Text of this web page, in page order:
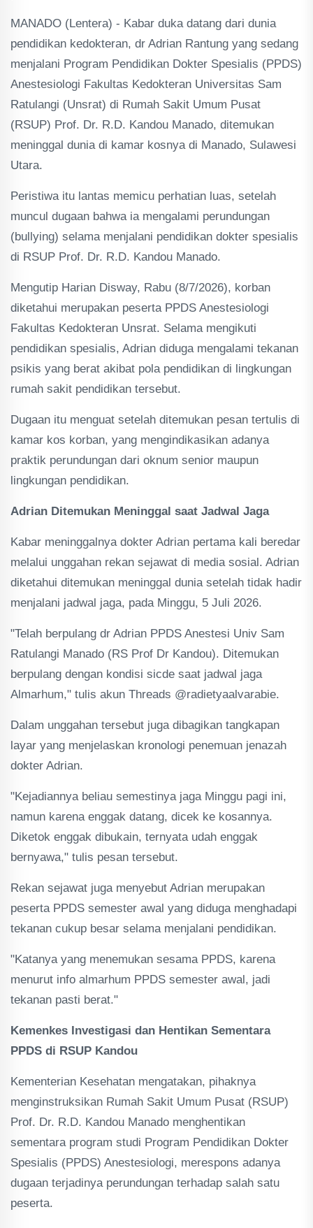
MANADO (Lentera) - Kabar duka datang dari dunia
pendidikan kedokteran, dr Adrian Rantung yang sedang
menjalani Program Pendidikan Dokter Spesialis (PPDS)
Anestesiologi Fakultas Kedokteran Universitas Sam
Ratulangi (Unsrat) di Rumah Sakit Umum Pusat
(RSUP) Prof. Dr. R.D. Kandou Manado, ditemukan
meninggal dunia di kamar kosnya di Manado, Sulawesi
Utara.
Peristiwa itu lantas memicu perhatian luas, setelah
muncul dugaan bahwa ia mengalami perundungan
(bullying) selama menjalani pendidikan dokter spesialis
di RSUP Prof. Dr. R.D. Kandou Manado.
Mengutip Harian Disway, Rabu (8/7/2026), korban
diketahui merupakan peserta PPDS Anestesiologi
Fakultas Kedokteran Unsrat. Selama mengikuti
pendidikan spesialis, Adrian diduga mengalami tekanan
psikis yang berat akibat pola pendidikan di lingkungan
rumah sakit pendidikan tersebut.
Dugaan itu menguat setelah ditemukan pesan tertulis di
kamar kos korban, yang mengindikasikan adanya
praktik perundungan dari oknum senior maupun
lingkungan pendidikan.
Adrian Ditemukan Meninggal saat Jadwal Jaga
Kabar meninggalnya dokter Adrian pertama kali beredar
melalui unggahan rekan sejawat di media sosial. Adrian
diketahui ditemukan meninggal dunia setelah tidak hadir
menjalani jadwal jaga, pada Minggu, 5 Juli 2026.
"Telah berpulang dr Adrian PPDS Anestesi Univ Sam
Ratulangi Manado (RS Prof Dr Kandou). Ditemukan
berpulang dengan kondisi sicde saat jadwal jaga
Almarhum," tulis akun Threads @radietyaalvarabie.
Dalam unggahan tersebut juga dibagikan tangkapan
layar yang menjelaskan kronologi penemuan jenazah
dokter Adrian.
"Kejadiannya beliau semestinya jaga Minggu pagi ini,
namun karena enggak datang, dicek ke kosannya.
Diketok enggak dibukain, ternyata udah enggak
bernyawa," tulis pesan tersebut.
Rekan sejawat juga menyebut Adrian merupakan
peserta PPDS semester awal yang diduga menghadapi
tekanan cukup besar selama menjalani pendidikan.
"Katanya yang menemukan sesama PPDS, karena
menurut info almarhum PPDS semester awal, jadi
tekanan pasti berat."
Kemenkes Investigasi dan Hentikan Sementara
PPDS di RSUP Kandou
Kementerian Kesehatan mengatakan, pihaknya
menginstruksikan Rumah Sakit Umum Pusat (RSUP)
Prof. Dr. R.D. Kandou Manado menghentikan
sementara program studi Program Pendidikan Dokter
Spesialis (PPDS) Anestesiologi, merespons adanya
dugaan terjadinya perundungan terhadap salah satu
peserta.